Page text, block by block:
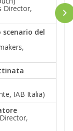
Director,
del
IAB Italia)